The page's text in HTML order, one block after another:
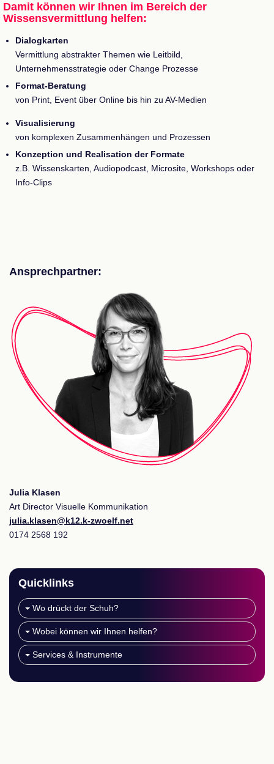
Damit können wir Ihnen im Bereich der
Wissensvermittlung helfen:
Dialogkarten
Vermittlung abstrakter Themen wie Leitbild,
Unternehmensstrategie oder Change Prozesse
Format-Beratung
von Print, Event über Online bis hin zu AV-Medien
Visualisierung
von komplexen Zusammenhängen und Prozessen
Konzeption und Realisation der Formate
z.B. Wissenskarten, Audiopodcast, Microsite, Workshops oder
Info-Clips
Ansprechpartner:
Julia Klasen
Art Director Visuelle Kommunikation
julia.klasen@k12.k-zwoelf.net
0174 2568 192
Quicklinks
Wo drückt der Schuh?
Wobei können wir Ihnen helfen?
Services & Instrumente